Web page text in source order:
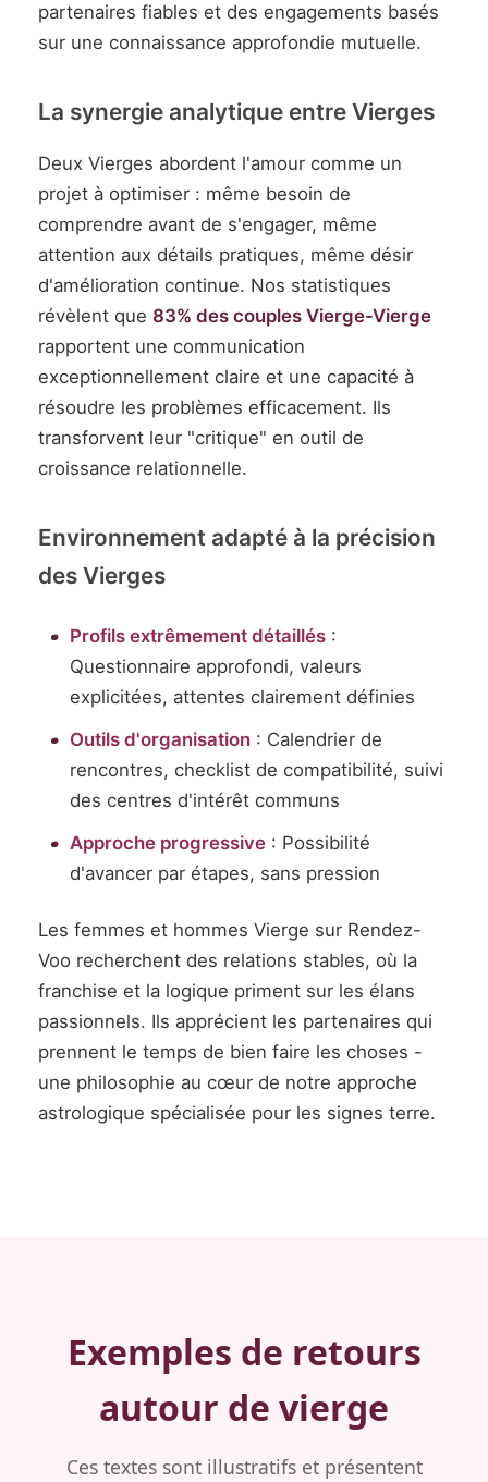
partenaires fiables et des engagements basés
sur une connaissance approfondie mutuelle.
La synergie analytique entre Vierges
Deux Vierges abordent l'amour comme un
projet à optimiser : même besoin de
comprendre avant de s'engager, même
attention aux détails pratiques, même désir
d'amélioration continue. Nos statistiques
révèlent que 83% des couples Vierge-Vierge
rapportent une communication
exceptionnellement claire et une capacité à
résoudre les problèmes efficacement. Ils
transforvent leur "critique" en outil de
croissance relationnelle.
Environnement adapté à la précision
des Vierges
Profils extrêmement détaillés:
Questionnaire approfondi, valeurs
explicitées, attentes clairement définies
Outils d'organisation: Calendrier de
rencontres, checklist de compatibilité, suivi
des centres d'intérêt communs
Approche progressive: Possibilité
d'avancer par étapes, sans pression
Les femmes et hommes Vierge sur Rendez-
Voo recherchent des relations stables, où la
franchise et la logique priment sur les élans
passionnels. Ils apprécient les partenaires qui
prennent le temps de bien faire les choses -
une philosophie au cœur de notre approche
astrologique spécialisée pour les signes terre.
Exemples de retours
autour de vierge
Ces textes sont illustratifs et présentent